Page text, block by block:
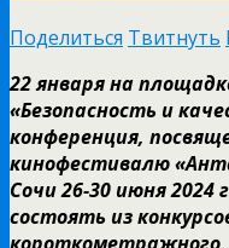
Поделиться Твитнуть
22 января на
«Безопасность и
конференция,
кинофестивалю
Сочи 26-30 июня 2024
состоять из